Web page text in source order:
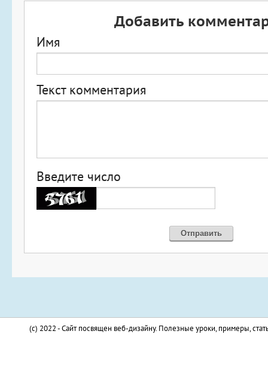
Добавить
Имя
Текст комментария
Введите число
(c) 2022 - Сайт посвящен веб-дизайну. Полезные уроки, примеры,